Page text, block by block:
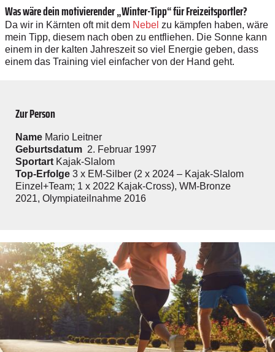
Was wäre dein motivierender ­„Winter-Tipp“ für Freizeitsportler?
Da wir in Kärnten oft mit dem Nebel zu kämpfen haben, wäre
mein Tipp, diesem nach oben zu entfliehen. Die Sonne kann
einem in der kalten Jahreszeit so viel Energie geben, dass
einem das Training viel einfacher von der Hand geht.
Zur Person
Name Mario Leitner
Geburtsdatum 2. Februar 1997
Sportart Kajak-Slalom
Top-­Erfolge 3 x EM-Silber (2 x 2024 – Kajak-Slalom
Einzel+Team; 1 x 2022 Kajak-Cross), WM-Bronze
2021, Olympiateilnahme 2016